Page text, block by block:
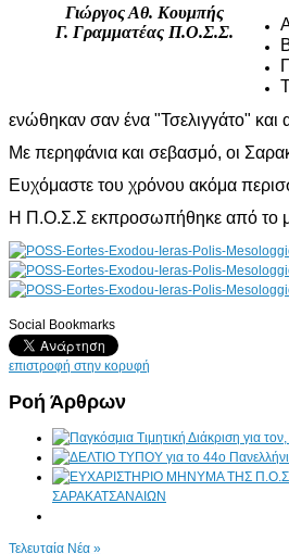
Γιώργος Αθ. Κουμπής
Γ. Γραμματέας Π.Ο.Σ.Σ.
ενώθηκαν σαν ένα "Τσελιγγάτο" και
Με περηφάνια και σεβασμό, οι
Ευχόμαστε του χρόνου ακόμα
Η Π.Ο.Σ.Σ εκπροσωπήθηκε από το
AdmirorGallery 4.5.0 , author/s
Social Bookmarks
επιστροφή στην κορυφή
Ροή Άρθρων
ΣΑΡΑΚΑΤΣΑΝΑΙΩΝ
Τελευταία Νέα »